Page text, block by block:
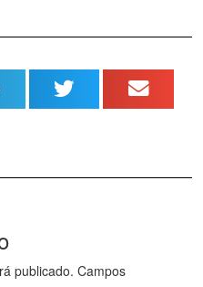
publicado. Campos